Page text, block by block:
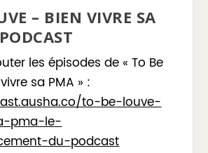
– BIEN VIVRE SA
les épisodes de « To Be
sa PMA » :
to-be-louve-
pma-le-
du-podcast